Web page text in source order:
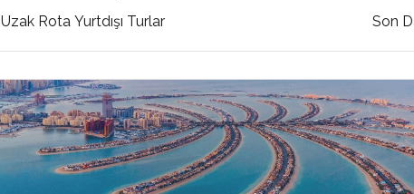
Uzak Rota Yurtdışı Turlar Son